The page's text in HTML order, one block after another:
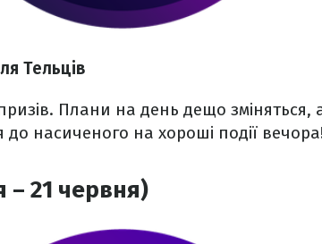
Тельців
Плани на день дещо зміняться,
до насиченого на хороші події
– 21 червня)